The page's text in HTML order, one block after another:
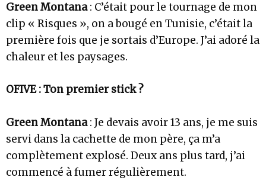
Green Montana: C’était pour le tournage de mon
clip « Risques », on a bougé en Tunisie, c’était la
première fois que je sortais d’Europe. J’ai adoré la
chaleur et les paysages.
OFIVE : Ton premier stick ?
Green Montana: Je devais avoir 13 ans, je me suis
servi dans la cachette de mon père, ça m’a
complètement explosé. Deux ans plus tard, j’ai
commencé à fumer régulièrement.